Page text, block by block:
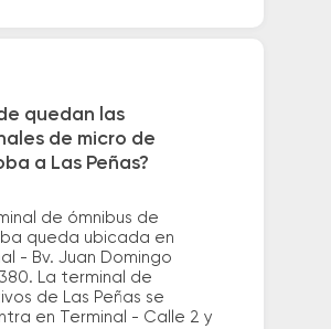
quedan las
de micro de
a Las Peñas?
de ómnibus de
queda ubicada en
- Bv. Juan Domingo
La terminal de
de Las Peñas se
en Terminal - Calle 2 y